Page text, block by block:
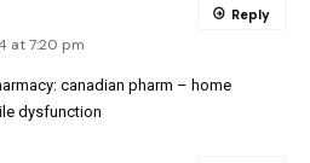
at 7:20 pm
canadian pharm – home
dysfunction
Reply